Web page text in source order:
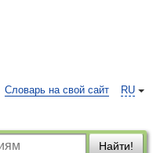
RU
Словарь на свой сайт
Найти!